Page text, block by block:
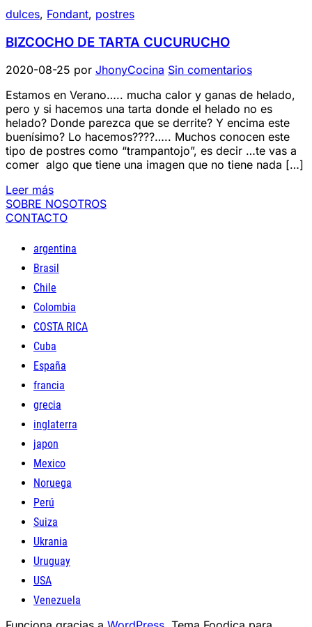
dulces, Fondant, postres
BIZCOCHO DE TARTA CUCURUCHO
2020-08-25 por JhonyCocina Sin comentarios
Estamos en Verano….. mucha calor y ganas de helado,
pero y si hacemos una tarta donde el helado no es
helado? Donde parezca que se derrite? Y encima este
buenísimo? Lo hacemos????….. Muchos conocen este
tipo de postres como “trampantojo”, es decir …te vas a
comer algo que tiene una imagen que no tiene nada […]
Leer más
SOBRE NOSOTROS
CONTACTO
argentina
Brasil
Chile
Colombia
COSTA RICA
Cuba
España
francia
grecia
inglaterra
japon
Mexico
Noruega
Perú
Suiza
Ukrania
Uruguay
USA
Venezuela